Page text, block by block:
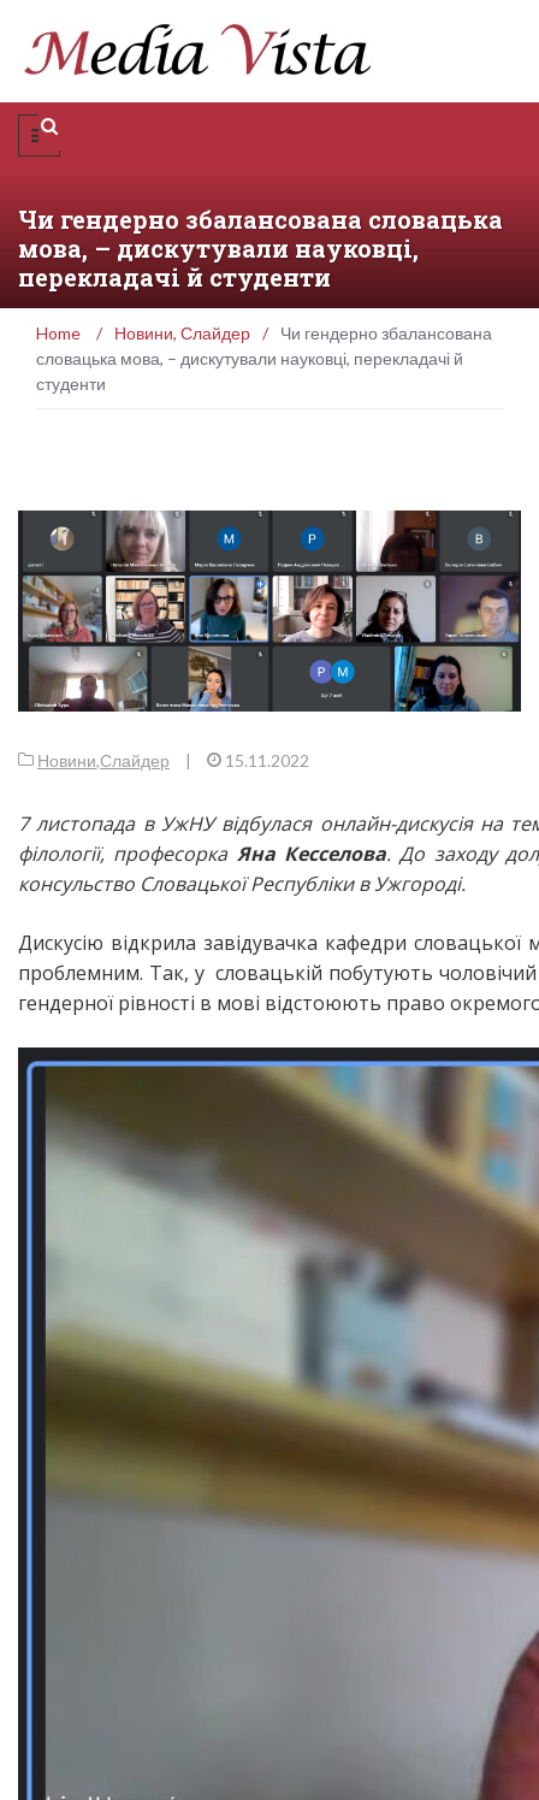
Чи гендерно збалансована словацька
мова, – дискутували науковці,
перекладачі й студенти
Home / Новини, Слайдер /
Чи гендерно збалансована
словацька мова, – дискутували науковці, перекладачі й
студенти
Новини,Слайдер | 15.11.2022
7 листопада в УжНУ відбулася онлайн-дискусія на
філології, професорка Яна Кесселова. До заходу
консульство Словацької Республіки в Ужгороді.
Дискусію відкрила завідувачка кафедри
проблемним. Так, у словацькій побутують
гендерної рівності в мові відстоюють право